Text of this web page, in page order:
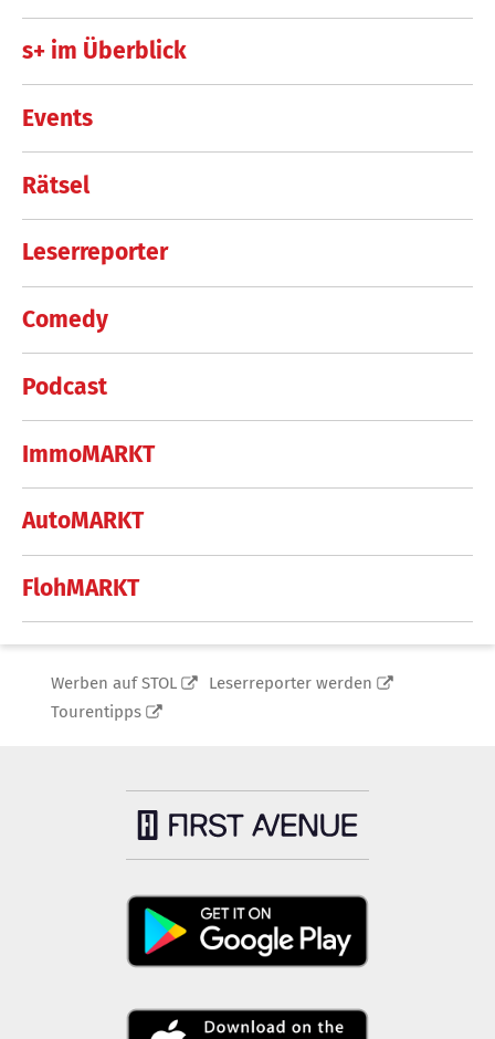
s+ im Überblick
Events
Rätsel
Leserreporter
Comedy
Podcast
ImmoMARKT
AutoMARKT
FlohMARKT
Werben auf STOL
Leserreporter werden
Tourentipps